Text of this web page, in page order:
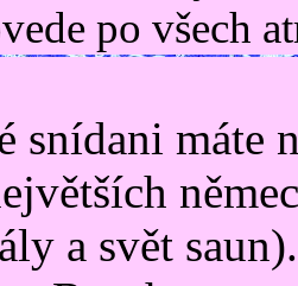
po všech
snídani máte
a svět